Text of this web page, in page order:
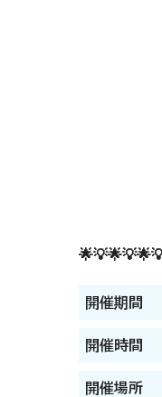
開催期間
開催時間
開催場所